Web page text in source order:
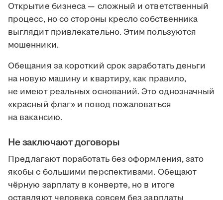
Открытие бизнеса — сложный и ответственный
процесс, но со стороны кресло собственника
выглядит привлекательно. Этим пользуются
мошенники.
Обещания за короткий срок заработать деньги
на новую машину и квартиру, как правило,
не имеют реальных оснований. Это однозначный
«красный флаг» и повод пожаловаться
на вакансию.
Не заключают договоры
Предлагают поработать без оформления, зато
якобы с большими перспективами. Обещают
чёрную зарплату в конверте, но в итоге